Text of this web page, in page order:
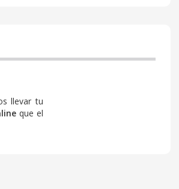
llevar tu
que el